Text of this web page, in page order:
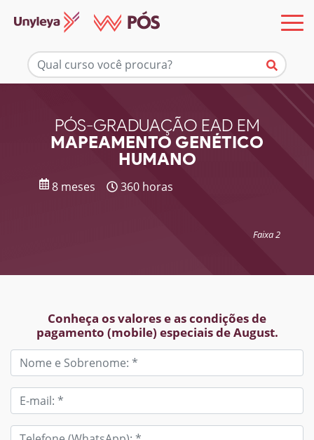
PÓS-GRADUAÇÃO EAD EM
MAPEAMENTO GENÉTICO
HUMANO
8 meses 360 horas
Faixa 2
Conheça os valores e as condições de
pagamento (mobile) especiais de August.
Mais informações